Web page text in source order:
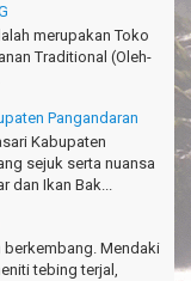
Gn.Semeru.
merupakan Toko
Traditional (Oleh-
Pangandaran
Kabupaten
sejuk serta nuansa
dan Ikan Bak...
Mendaki
tebing terjal,